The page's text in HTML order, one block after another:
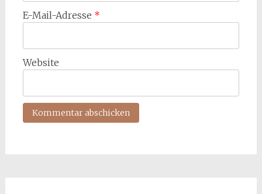
E-Mail-Adresse *
Website